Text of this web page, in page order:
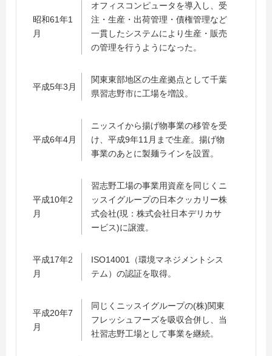
昭和61年1
月
オフィスコンピュータを導入し、受
注・生産・出荷管理・債権管理など
一貫したシステムにより生産・販売
の管理を行うようになった。
平成5年3月
関東東部地区の生産拠点として千葉
県習志野市に工場を増設。
平成6年4月
ニッスイから揚げ物事業の移管を受
け、平成9年11月まで生産。揚げ物
事業のあとに製麺ラインを設置。
平成10年2
月
習志野工場の事業用資産を同じくニ
ッスイグループの日本クッカリー株
式会社(現：株式会社日本デリカサ
ービス)に譲渡。
平成17年2
月
ISO14001（環境マネジメントシス
テム）の認証を取得。
平成20年7
月
同じくニッスイグループの(株)関東
フレッシュフーズを吸収合併し、当
社習志野工場として事業を継続。